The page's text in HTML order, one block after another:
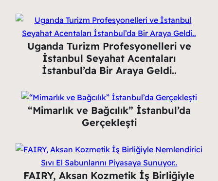
Uganda Turizm Profesyonelleri ve
İstanbul Seyahat Acentaları
İstanbul’da Bir Araya Geldi..
“Mimarlık ve Bağcılık” İstanbul’da
Gerçekleşti
FAIRY, Aksan Kozmetik İş Birliğiyle